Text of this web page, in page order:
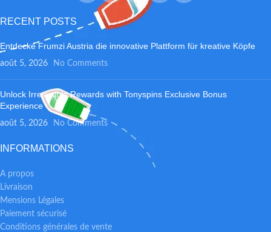
RECENT POSTS
Entdecke Frumzi Austria die innovative Plattform für kreative Köpfe
août 5, 2026 No Comments
Unlock Irresistible Rewards with Tonyspins Exclusive Bonus
Experience
août 5, 2026 No Comments
INFORMATIONS
A propos
Livraison
Mensions Légales
Paiement sécurisé
Conditions générales de vente